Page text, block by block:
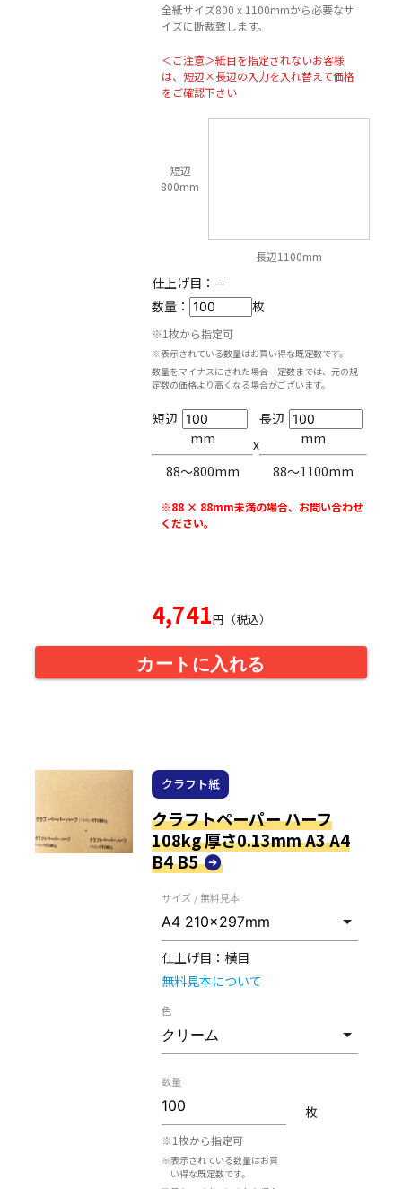
全紙サイズ800 x 1100mmから必要なサ
イズに断裁致します。
＜ご注意＞紙目を指定されないお客様
は、短辺×長辺の入力を入れ替えて価格
をご確認下さい
短辺
800mm
長辺1100mm
仕上げ目： --
数量：
枚
※1枚から指定可
※表示されている数量はお買い得な既定数です。
数量をマイナスにされた場合一定数までは、元の規
定数の価格より高くなる場合がございます。
短辺
mm
88〜800mm
x
長辺
mm
88〜1100mm
※88 × 88mm未満の場合、お問い合わせ
ください。
4,741円（税込）
カートに入れる
クラフト紙
クラフトペーパー ハーフ
108kg 厚さ0.13mm A3 A4
B4 B5
サイズ / 無料見本
仕上げ目： 横目
無料見本について
色
数量
※1枚から指定可
※表示されている数量はお買
い得な既定数です。
枚